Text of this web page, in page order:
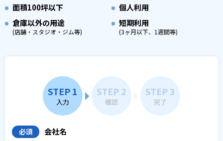
面積100坪以下
個人利用
倉庫以外の用途
(店舗・スタジオ・ジム等)
短期利用
(3ヶ月以下、1週間等)
STEP 1
入力
STEP 2
確認
STEP 3
完了
必須 会社名